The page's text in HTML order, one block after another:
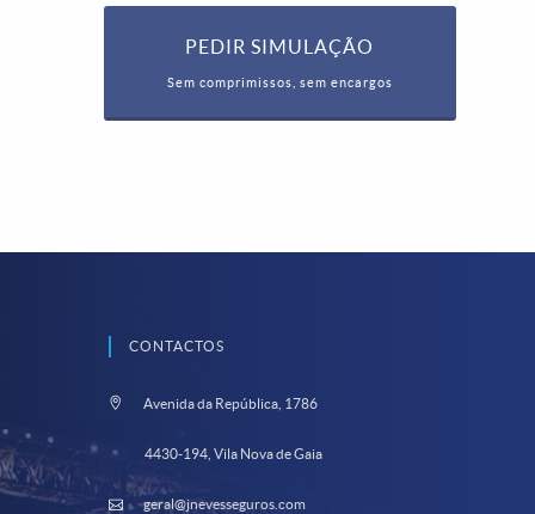
PEDIR SIMULAÇÃO
Sem comprimissos, sem encargos
CONTACTOS
Avenida da República, 1786
4430-194, Vila Nova de Gaia
geral@jnevesseguros.com